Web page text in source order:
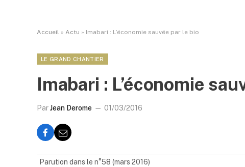
Accueil » Actu » Imabari : L’économie sauvée par le bio
LE GRAND CHANTIER
Imabari : L’économie
ParJean Derome 01/03/2016
Parution dans le n°58 (mars 2016)